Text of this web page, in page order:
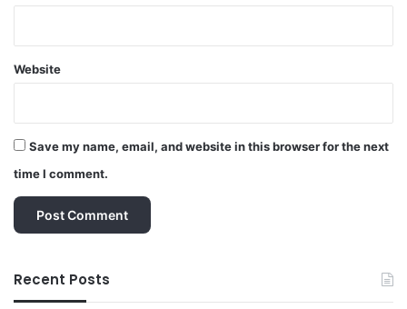
Website
Save my name, email, and website in this browser for the next
time I comment.
Recent Posts